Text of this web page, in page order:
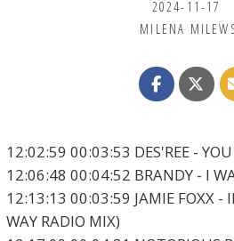
2024-11-17
MILENA
12:02:59 00:03:53 DES'REE -
12:06:48 00:04:52 BRANDY - I
12:13:13 00:03:59 JAMIE FOXX -
WAY RADIO MIX)